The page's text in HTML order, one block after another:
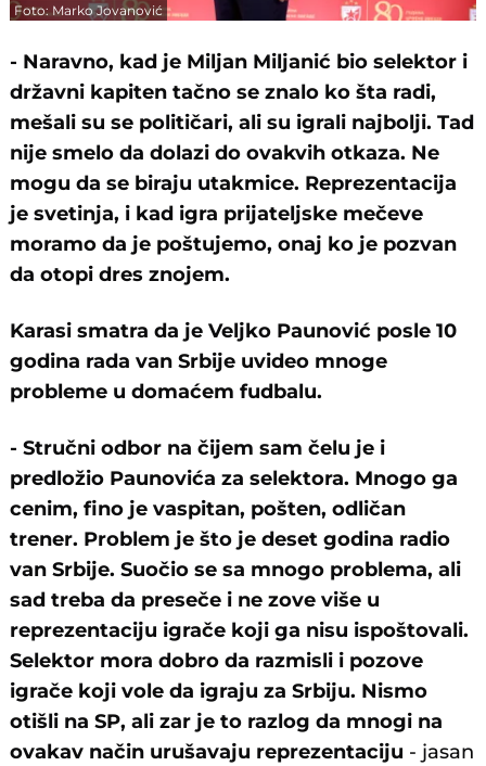
Foto: Marko Jovanović
- Naravno, kad je Miljan Miljanić bio selektor i
državni kapiten tačno se znalo ko šta radi,
mešali su se političari, ali su igrali najbolji. Tad
nije smelo da dolazi do ovakvih otkaza. Ne
mogu da se biraju utakmice. Reprezentacija
je svetinja, i kad igra prijateljske mečeve
moramo da je poštujemo, onaj ko je pozvan
da otopi dres znojem.
Karasi smatra da je Veljko Paunović posle 10
godina rada van Srbije uvideo mnoge
probleme u domaćem fudbalu.
- Stručni odbor na čijem sam čelu je i
predložio Paunovića za selektora. Mnogo ga
cenim, fino je vaspitan, pošten, odličan
trener. Problem je što je deset godina radio
van Srbije. Suočio se sa mnogo problema, ali
sad treba da preseče i ne zove više u
reprezentaciju igrače koji ga nisu ispoštovali.
Selektor mora dobro da razmisli i pozove
igrače koji vole da igraju za Srbiju. Nismo
otišli na SP, ali zar je to razlog da mnogi na
ovakav način urušavaju reprezentaciju - jasan